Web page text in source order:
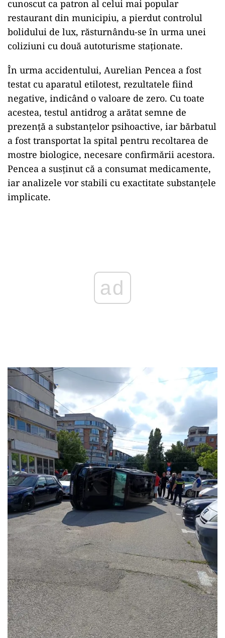
cunoscut ca patron al celui mai popular
restaurant din municipiu, a pierdut controlul
bolidului de lux, răsturnându-se în urma unei
coliziuni cu două autoturisme staționate.
În urma accidentului, Aurelian Pencea a fost
testat cu aparatul etilotest, rezultatele fiind
negative, indicând o valoare de zero. Cu toate
acestea, testul antidrog a arătat semne de
prezență a substanțelorpsihoactive, iarbărbatul
a fost transportat la spital pentru recoltarea de
mostre biologice, necesare confirmării acestora.
Pencea a susținut că a consumat medicamente,
iar analizele vorstabili cu exactitate substanțele
implicate.